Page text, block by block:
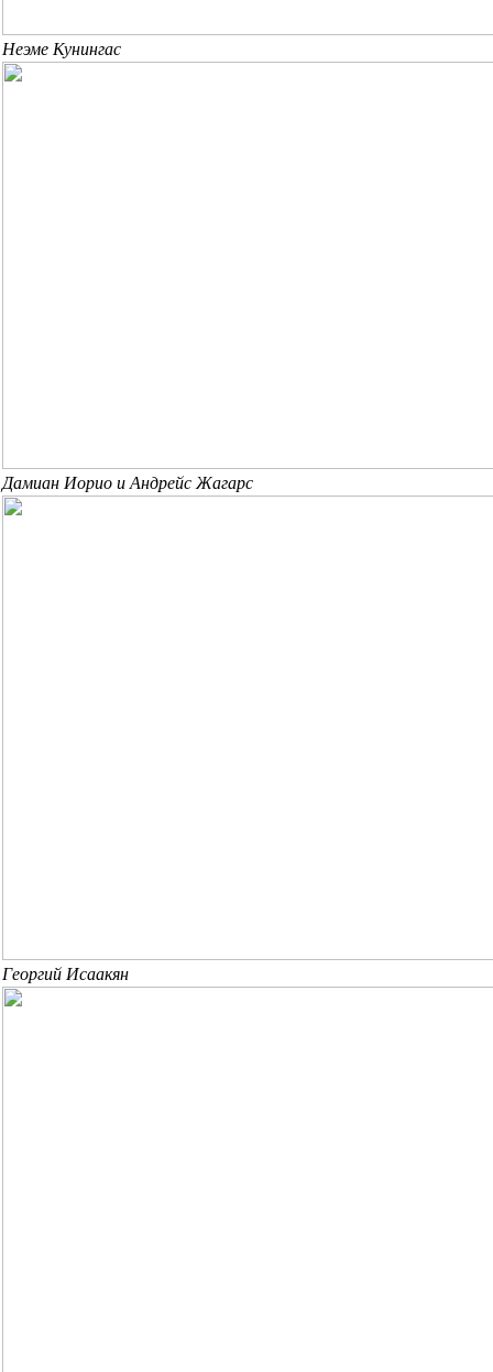
Неэме Кунингас
Дамиан Иорио и Андрейс Жагарс
Георгий Исаакян